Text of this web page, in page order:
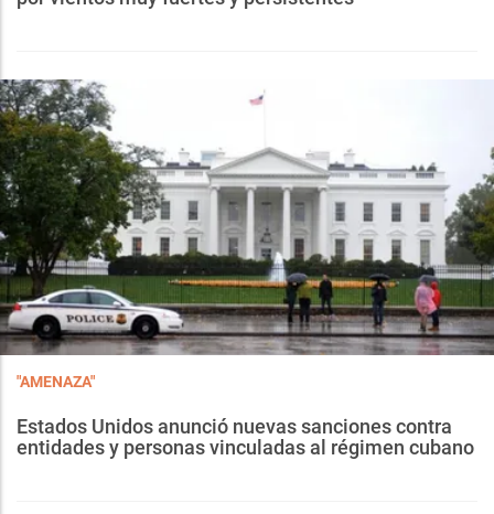
"AMENAZA"
Estados Unidos anunció nuevas sanciones contra
entidades y personas vinculadas al régimen cubano